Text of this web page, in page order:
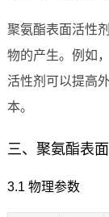
聚氨酯表面活性
物的产生。例如
活性剂可以提高
本。
三、聚氨酯表
3.1 物理参数